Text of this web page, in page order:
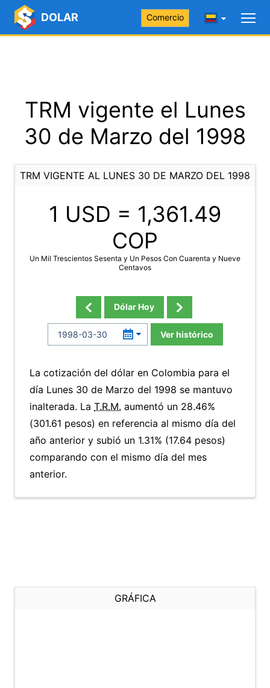
DOLAR Comercio
TRM vigente el Lunes
30 de Marzo del 1998
TRM VIGENTE AL LUNES 30 DE MARZO DEL 1998
1 USD = 1,361.49
COP
Un Mil Trescientos Sesenta y Un Pesos Con Cuarenta y Nueve
Centavos
Dólar Hoy
Ver histórico
La cotización del dólar en Colombia para el
día Lunes 30 de Marzo del 1998 se mantuvo
inalterada. La T.R.M. aumentó un 28.46%
(301.61 pesos) en referencia al mismo día del
año anterior y subió un 1.31% (17.64 pesos)
comparando con el mismo día del mes
anterior.
GRÁFICA